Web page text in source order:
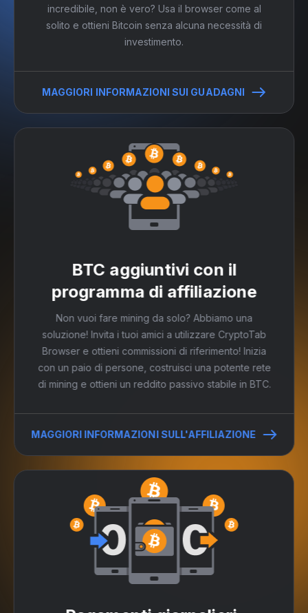
incredibile, non è vero? Usa il browser come al
solito e ottieni Bitcoin senza alcuna necessità di
investimento.
MAGGIORI INFORMAZIONI SUI GUADAGNI
BTC aggiuntivi con il
programma di affiliazione
Non vuoi fare mining da solo? Abbiamo una
soluzione! Invita i tuoi amici a utilizzare CryptoTab
Browser e ottieni commissioni di riferimento! Inizia
con un paio di persone, costruisci una potente rete
di mining e ottieni un reddito passivo stabile in BTC.
MAGGIORI INFORMAZIONI SULL'AFFILIAZIONE